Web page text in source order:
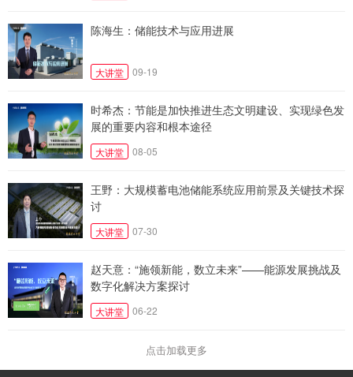
陈海生：储能技术与应用进展
大讲堂 09-19
时希杰：节能是加快推进生态文明建设、实现绿色发
展的重要内容和根本途径
大讲堂 08-05
王野：大规模蓄电池储能系统应用前景及关键技术探
讨
大讲堂 07-30
赵天意：“施领新能，数立未来”——能源发展挑战及
数字化解决方案探讨
大讲堂 06-22
点击加载更多